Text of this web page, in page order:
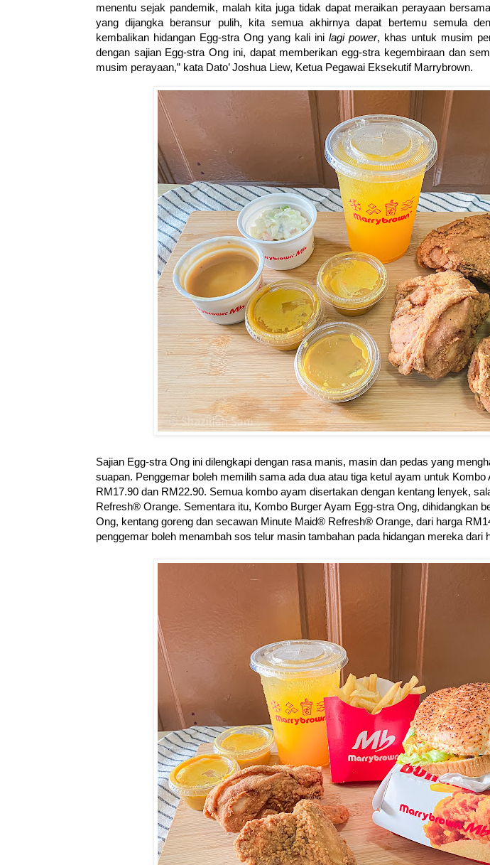
menentu sejak pandemik, malah kita juga tidak dapat meraikan perayaan
yang dijangka beransur pulih, kita semua akhirnya dapat bertemu semula
kembalikan hidangan Egg-stra Ong yang kali ini lagi power, khas untuk musim
dengan sajian Egg-stra Ong ini, dapat memberikan egg-stra kegembiraan dan
musim perayaan,” kata Dato’ Joshua Liew, Ketua Pegawai Eksekutif Marrybrown.
Sajian Egg-stra Ong ini dilengkapi dengan rasa manis, masin dan pedas yang
suapan. Penggemar boleh memilih sama ada dua atau tiga ketul ayam untuk
RM17.90 dan RM22.90. Semua kombo ayam disertakan dengan kentang lenyek,
Refresh® Orange. Sementara itu, Kombo Burger Ayam Egg-stra Ong, dihidangkan
Ong, kentang goreng dan secawan Minute Maid® Refresh® Orange, dari harga
penggemar boleh menambah sos telur masin tambahan pada hidangan mereka dari